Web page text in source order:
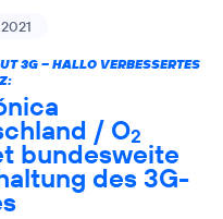
3G – HALLO VERBESSERTES
/ O2
bundesweite
des 3G-